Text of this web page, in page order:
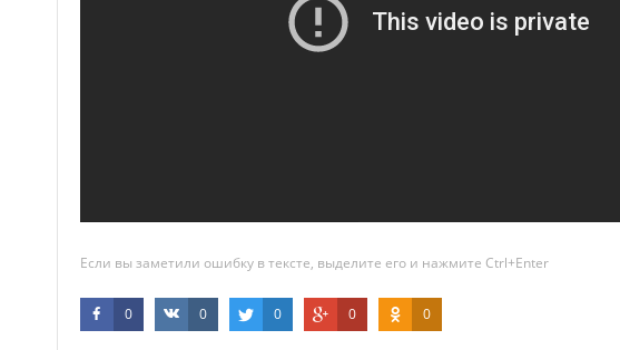
Если вы заметили ошибку в тексте, выделите его и нажмите Ctrl+Enter
0 0 0 0 0